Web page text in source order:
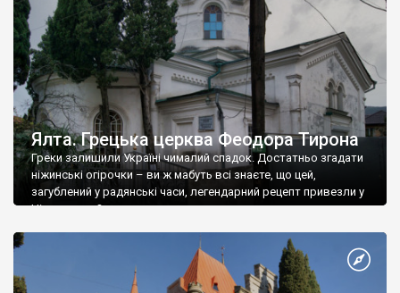
Ялта. Грецька церква Феодора Тирона
Греки залишили Україні чималий спадок. Достатньо згадати
ніжинські огірочки – ви ж мабуть всі знаєте, що цей,
загублений у радянські часи, легендарний рецепт привезли у
Ніжин греки?